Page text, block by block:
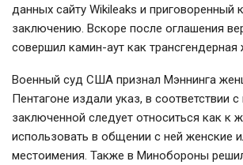
данных сайту Wikileaks и приговоренный
заключению. Вскоре после оглашения
совершил камин-аут как
Военный суд США признал Мэннинга
Пентагоне издали указ, в соответствии
заключенной следует относиться как к
использовать в общении с ней женские
местоимения. Также в Минобороны